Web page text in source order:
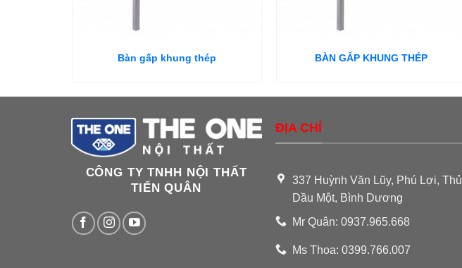
Bàn gấp khung thép BÀN GẤP KHUNG THÉP
CÔNG TY TNHH NỘI THẤT
TIẾN QUÂN
ĐỊA CHỈ
337 Huỳnh Văn Lũy, Phú Lợi, Thủ
Dầu Một, Bình Dương
Mr Quân: 0937.965.668
Ms Thoa: 0399.766.007